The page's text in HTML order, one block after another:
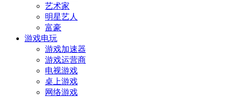
艺术家
明星艺人
富豪
游戏电玩
游戏加速器
游戏运营商
电视游戏
桌上游戏
网络游戏